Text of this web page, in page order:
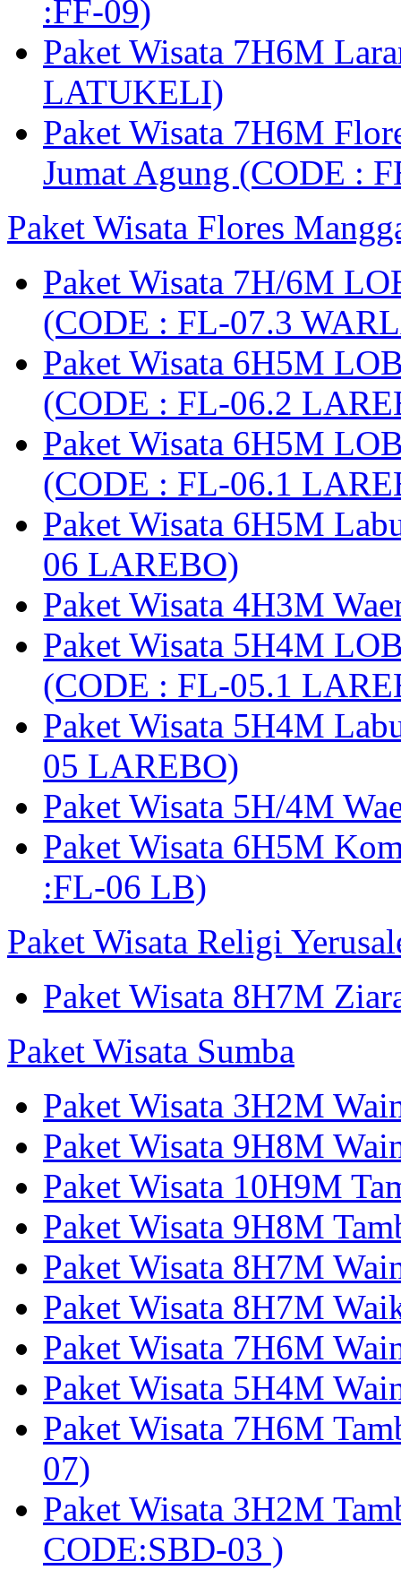
:FF-09)
Paket Wisata 7H6M
LATUKELI)
Paket Wisata 7H6M
Jumat Agung (CODE :
Paket Wisata Flores
Paket Wisata 7H/6M
(CODE : FL-07.3
Paket Wisata 6H5M
(CODE : FL-06.2
Paket Wisata 6H5M
(CODE : FL-06.1
Paket Wisata 6H5M
06 LAREBO)
Paket Wisata 4H3M
Paket Wisata 5H4M
(CODE : FL-05.1
Paket Wisata 5H4M
05 LAREBO)
Paket Wisata 5H/4M
Paket Wisata 6H5M
:FL-06 LB)
Paket Wisata Religi
Paket Wisata 8H7M
Paket Wisata Sumba
Paket Wisata 3H2M
Paket Wisata 9H8M
Paket Wisata 10H9M
Paket Wisata 9H8M
Paket Wisata 8H7M
Paket Wisata 8H7M
Paket Wisata 7H6M
Paket Wisata 5H4M
Paket Wisata 7H6M
07)
Paket Wisata 3H2M
CODE:SBD-03 )